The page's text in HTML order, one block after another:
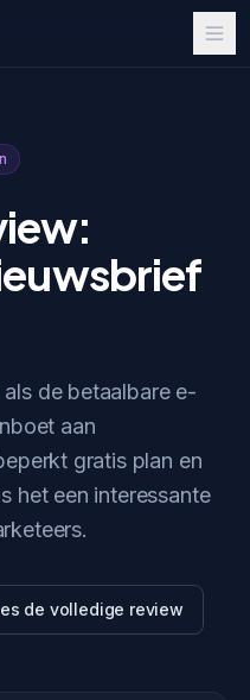
de betaalbare e-
aan
gratis plan en
het een interessante
de volledige review